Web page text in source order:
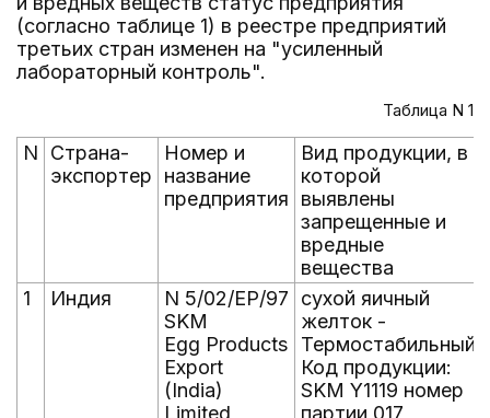
(согласно таблице 1) в реестре предприятий
третьих стран изменен на "усиленный
лабораторный контроль".
Таблица N 1
N
Страна-
экспортер
Номер и
название
предприятия
Вид продукции, в
которой
выявлены
запрещенные и
вредные
вещества
1 Индия
N 5/02/EP/97
SKM
Egg Products
Export
(India)
Limited
сухой яичный
желток -
Термостабильный
Код продукции:
SKM Y1119 номер
партии 017